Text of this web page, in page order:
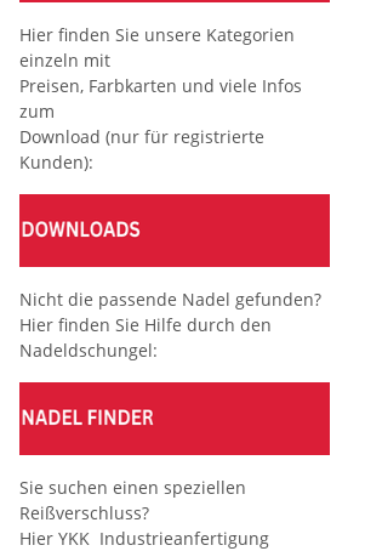
Hier finden Sie unsere Kategorien
einzeln mit
Preisen, Farbkarten und viele Infos
zum
Download (nur für registrierte
Kunden):
Nicht die passende Nadel gefunden?
Hier finden Sie Hilfe durch den
Nadeldschungel:
Sie suchen einen speziellen
Reißverschluss?
Hier YKK Industrieanfertigung